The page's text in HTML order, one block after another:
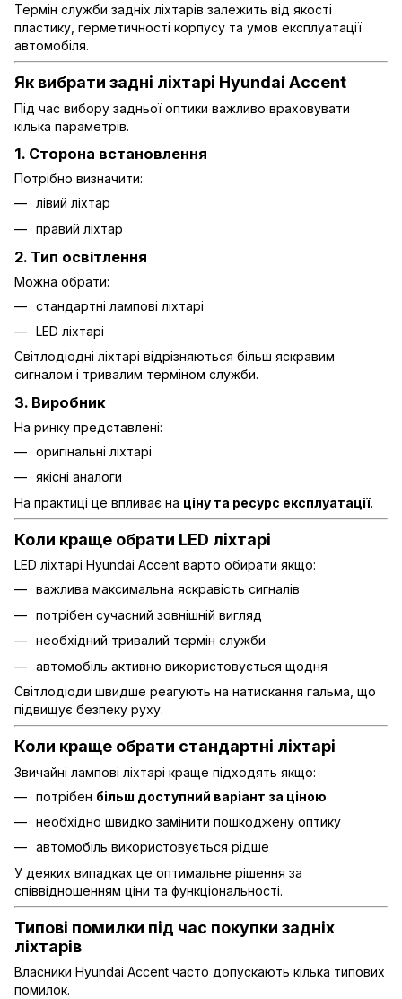
Термін служби задніх ліхтарів залежить від якості
пластику, герметичності корпусу та умов експлуатації
автомобіля.
Як вибрати задні ліхтарі Hyundai Accent
Під час вибору задньої оптики важливо враховувати
кілька параметрів.
1. Сторона встановлення
Потрібно визначити:
лівий ліхтар
правий ліхтар
2. Тип освітлення
Можна обрати:
стандартні лампові ліхтарі
LED ліхтарі
Світлодіодні ліхтарі відрізняються більш яскравим
сигналом і тривалим терміном служби.
3. Виробник
На ринку представлені:
оригінальні ліхтарі
якісні аналоги
На практиці це впливає на ціну та ресурс експлуатації.
Коли краще обрати LED ліхтарі
LED ліхтарі Hyundai Accent варто обирати якщо:
важлива максимальна яскравість сигналів
потрібен сучасний зовнішній вигляд
необхідний тривалий термін служби
автомобіль активно використовується щодня
Світлодіоди швидше реагують на натискання гальма, що
підвищує безпеку руху.
Коли краще обрати стандартні ліхтарі
Звичайні лампові ліхтарі краще підходять якщо:
потрібен більш доступний варіант за ціною
необхідно швидко замінити пошкоджену оптику
автомобіль використовується рідше
У деяких випадках це оптимальне рішення за
співвідношенням ціни та функціональності.
Типові помилки під час покупки задніх
ліхтарів
Власники Hyundai Accent часто допускають кілька типових
помилок.